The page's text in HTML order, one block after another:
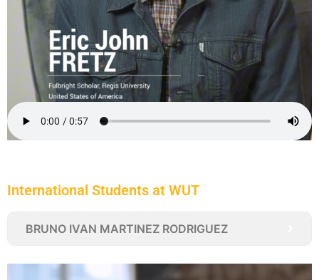
International Students at WUT
BRUNO IVAN MARTINEZ RODRIGUEZ